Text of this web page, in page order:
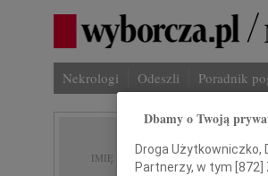
Nekrologi Odeszli Poradnik
IMIĘ I NAZWISKO:
Dbamy o Twoją
Droga Użytkowniczko,
Partnerzy, w tym [872]